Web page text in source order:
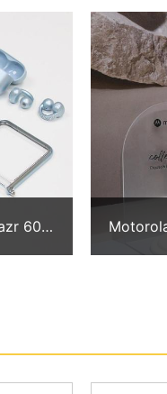
能，大幅提升資訊整
整理、轉錄資訊，
析度相機，不僅在
讓每一張都能「出
鏡頭 + 1,300 萬畫
源環境下都能快速穩
足多元創作需求。
與手勢自拍，並透
60